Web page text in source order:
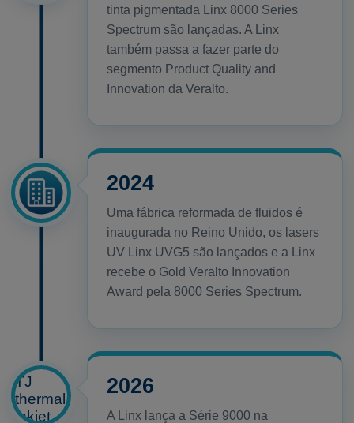
tinta pigmentada Linx 8000 Series
Spectrum são lançadas. A Linx
também passa a fazer parte do
segmento Product Quality and
Innovation da Veralto.
2024
Uma fábrica reformada de fluidos é
inaugurada no Reino Unido, os lasers
UV Linx UVG5 são lançados e a Linx
recebe o Gold Veralto Innovation
Award pela 8000 Series Spectrum.
2026
A Linx lança a Série 9000 na